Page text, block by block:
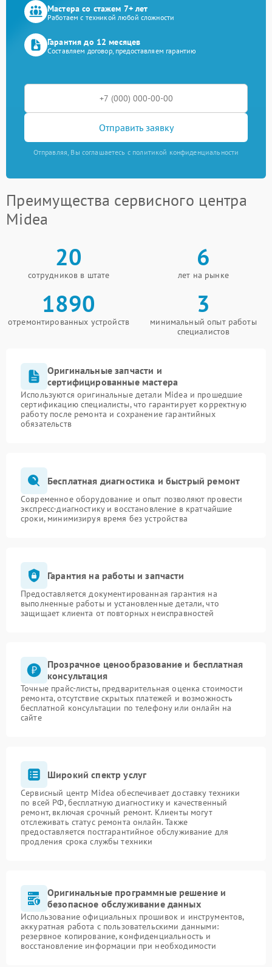
Мастера со стажем 7+ лет
Работаем с техникой любой сложности
Гарантия до 12 месяцев
Составляем договор, предоставляем гарантию
Отправить заявку
Отправляя, Вы соглашаетесь с политикой конфиденциальности
Преимущества сервисного центра
Midea
20
сотрудников в штате
6
лет на рынке
1890
отремонтированных устройств
3
минимальный опыт работы
специалистов
Оригинальные запчасти и
сертифицированные мастера
Используются оригинальные детали Midea и прошедшие
сертификацию специалисты, что гарантирует корректную
работу после ремонта и сохранение гарантийных
обязательств
Бесплатная диагностика и быстрый ремонт
Современное оборудование и опыт позволяют провести
экспресс-диагностику и восстановление в кратчайшие
сроки, минимизируя время без устройства
Гарантия на работы и запчасти
Предоставляется документированная гарантия на
выполненные работы и установленные детали, что
защищает клиента от повторных неисправностей
Прозрачное ценообразование и бесплатная
консультация
Точные прайс-листы, предварительная оценка стоимости
ремонта, отсутствие скрытых платежей и возможность
бесплатной консультации по телефону или онлайн на
сайте
Широкий спектр услуг
Сервисный центр Midea обеспечивает доставку техники
по всей РФ, бесплатную диагностику и качественный
ремонт, включая срочный ремонт. Клиенты могут
отслеживать статус ремонта онлайн. Также
предоставляется постгарантийное обслуживание для
продления срока службы техники
Оригинальные программные решение и
безопасное обслуживание данных
Использование официальных прошивок и инструментов,
аккуратная работа с пользовательскими данными:
резервное копирование, конфиденциальность и
восстановление информации при необходимости